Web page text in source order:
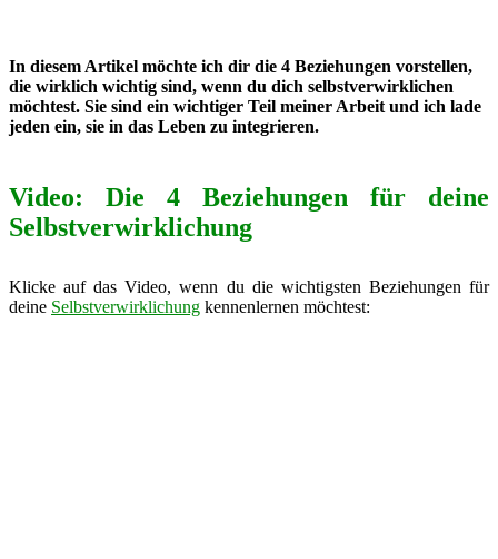
In diesem Artikel möchte ich dir die 4 Beziehungen vorstellen,
die wirklich wichtig sind, wenn du dich selbstverwirklichen
möchtest. Sie sind ein wichtiger Teil meiner Arbeit und ich lade
jeden ein, sie in das Leben zu integrieren.
Video: Die 4 Beziehungen für deine
Selbstverwirklichung
Klicke auf das Video, wenn du die wichtigsten Beziehungen für
deine Selbstverwirklichung kennenlernen möchtest: